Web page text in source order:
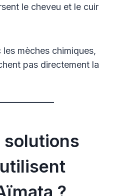
le cheveu et le cuir
mèches chimiques,
pas directement la
solutions
?